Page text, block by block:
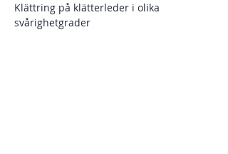
Klättring på klätterleder i olika
svårighetgrader